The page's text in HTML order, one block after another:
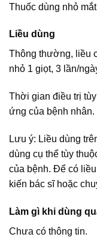
Thuốc dùng nhỏ
Liều dùng
Thông thường, liều
nhỏ 1 giọt, 3 lần/
Thời gian điều trị
ứng của bệnh nhân.
Lưu ý: Liều dùng
dùng cụ thể tùy
của bệnh. Để có
kiến bác sĩ hoặc
Làm gì khi dùng
Chưa có thông tin.